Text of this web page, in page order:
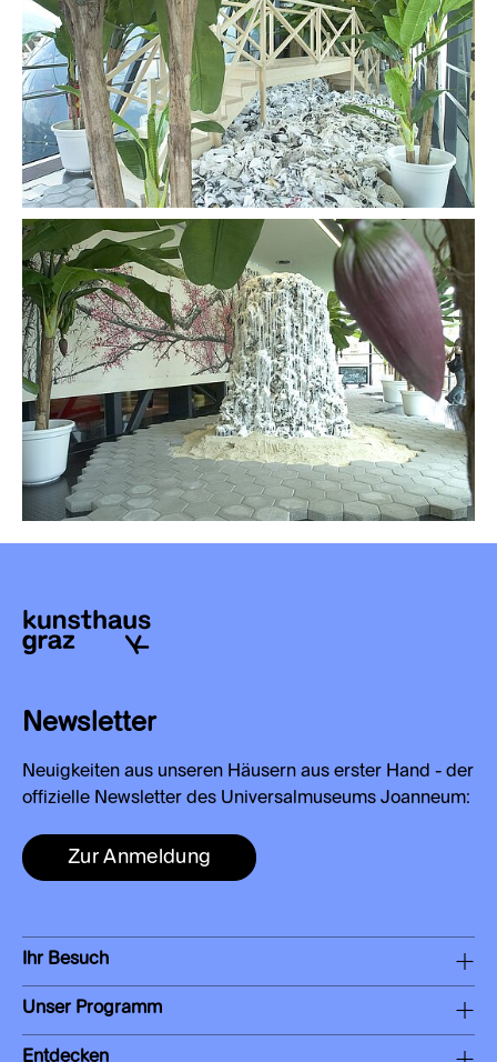
Newsletter
Neuigkeiten aus unseren Häusern aus erster Hand - der
offizielle Newsletter des Universalmuseums Joanneum:
Zur Anmeldung
Ihr Besuch
Unser Programm
Entdecken